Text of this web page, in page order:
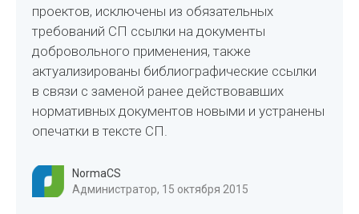
проектов, исключены из обязательных
требований СП ссылки на документы
добровольного применения, также
актуализированы библиографические ссылки
в связи с заменой ранее действовавших
нормативных документов новыми и устранены
опечатки в тексте СП.
NormaCS
Администратор, 15 октября 2015